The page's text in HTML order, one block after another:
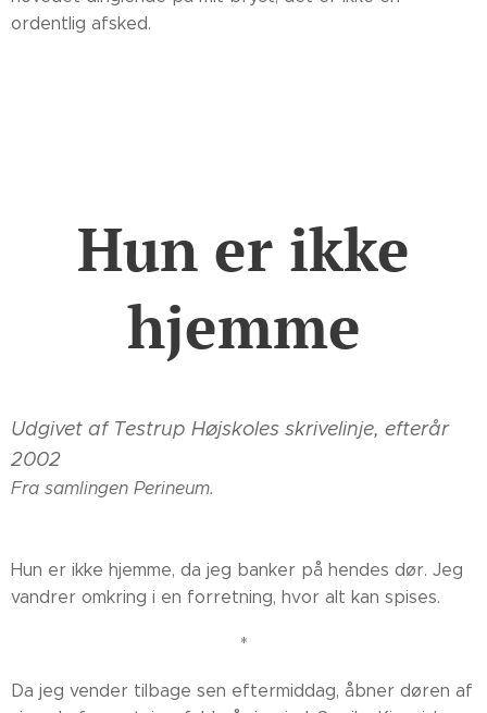
ordentlig afsked.
Hun er ikke
hjemme
Udgivet af Testrup Højskoles skrivelinje, efterår
2002
Fra samlingen Perineum.
Hun er ikke hjemme, da jeg banker på hendes dør. Jeg
vandrer omkring i en forretning, hvor alt kan spises.
*
Da jeg vender tilbage sen eftermiddag, åbner døren af